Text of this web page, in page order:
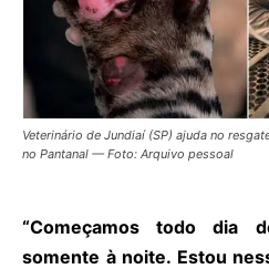
Veterinário de Jundiaí (SP) ajuda no
no Pantanal — Foto: Arquivo pessoal
“Começamos todo dia
somente à noite. Estou